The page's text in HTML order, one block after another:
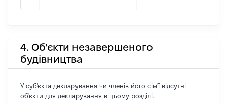
4. Об'єкти незавершеного
будівництва
У суб'єкта декларування чи членів його сім'ї відсутні
об'єкти для декларування в цьому розділі.